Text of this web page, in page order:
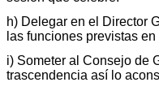
h) Delegar en el Director
las funciones previstas
i) Someter al Consejo de
trascendencia así lo